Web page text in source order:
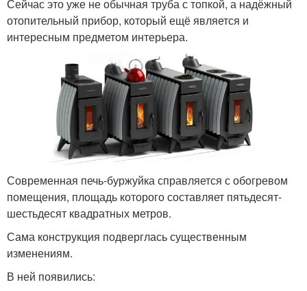
Сейчас это уже не обычная труба с топкой, а надёжный
отопительный прибор, который ещё является и
интересным предметом интерьера.
Современная печь-буржуйка справляется с обогревом
помещения, площадь которого составляет пятьдесят-
шестьдесят квадратных метров.
Сама конструкция подверглась существенным
изменениям.
В ней появились: